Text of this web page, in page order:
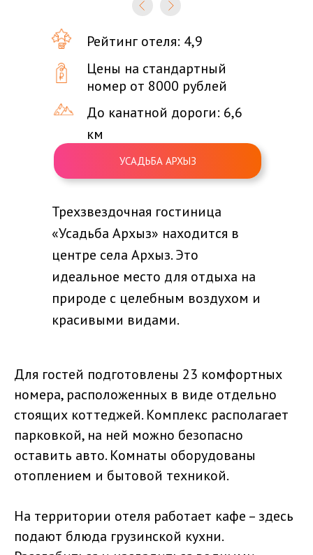
Рейтинг отеля: 4,9
Цены на стандартный
номер от 8000 рублей
До канатной дороги: 6,6
км
Трехзвездочная гостиница
«Усадьба Архыз» находится в
центре села Архыз. Это
идеальное место для отдыха на
природе с целебным воздухом и
красивыми видами.
УСАДЬБА АРХЫЗ
Для гостей подготовлены 23 комфортных
номера, расположенных в виде отдельно
стоящих коттеджей. Комплекс располагает
парковкой, на ней можно безопасно
оставить авто. Комнаты оборудованы
отоплением и бытовой техникой.
На территории отеля работает кафе – здесь
подают блюда грузинской кухни.